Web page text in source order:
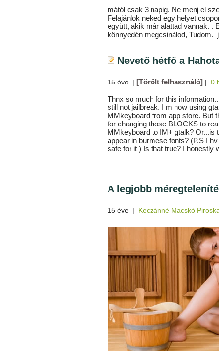
mától csak 3 napig. Ne menj el
Felajánlok neked egy helyet
együtt, akik már alattad vannak. .
könnyedén megcsinálod, Tudom.
Nevető hétfő a
15 éve | [Törölt felhasználó] | 0
Thnx so much for this
still not jailbreak. I m now using
MMkeyboard from app store. But
for changing those BLOCKS to
MMkeyboard to IM+ gtalk? Or...is
appear in burmese fonts? (P.S I
safe for it ) Is that true? I honestly
A legjobb
15 éve | Keczánné Macskó